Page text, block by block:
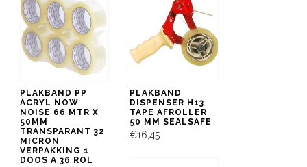
PLAKBAND PP
ACRYL NOW
NOISE 66 MTR X
50MM
TRANSPARANT 32
MICRON
VERPAKKING 1
DOOS A 36 ROL
PLAKBAND
DISPENSER H13
TAPE AFROLLER
50 MM SEALSAFE
€16,45